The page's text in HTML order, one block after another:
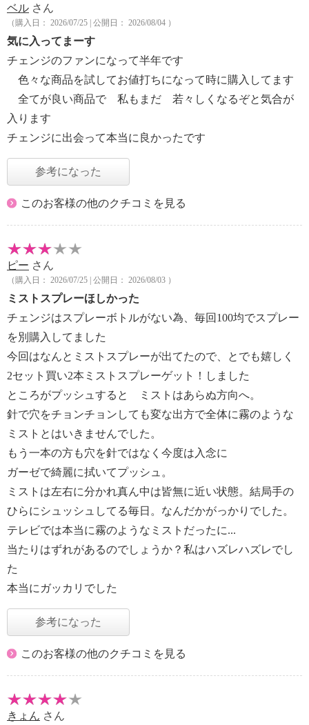
ベル さん
（購入日： 2026/07/25 | 公開日： 2026/08/04 ）
気に入ってまーす
チェンジのファンになって半年です
色々な商品を試してお値打ちになって時に購入してます
全てが良い商品で 私もまだ 若々しくなるぞと気合が
入ります
チェンジに出会って本当に良かったです
参考になった
このお客様の他のクチコミを見る
ピー さん
（購入日： 2026/07/25 | 公開日： 2026/08/03 ）
ミストスプレーほしかった
チェンジはスプレーボトルがない為、毎回100均でスプレー
を別購入してました
今回はなんとミストスプレーが出てたので、とでも嬉しく
2セット買い2本ミストスプレーゲット！しました
ところがプッシュすると ミストはあらぬ方向へ。
針で穴をチョンチョンしても変な出方で全体に霧のような
ミストとはいきませんでした。
もう一本の方も穴を針ではなく今度は入念に
ガーゼで綺麗に拭いてプッシュ。
ミストは左右に分かれ真ん中は皆無に近い状態。結局手の
ひらにシュッシュしてる毎日。なんだかがっかりでした。
テレビでは本当に霧のようなミストだったに...
当たりはずれがあるのでしょうか？私はハズレハズレでし
た
本当にガッカリでした
参考になった
このお客様の他のクチコミを見る
きょん さん